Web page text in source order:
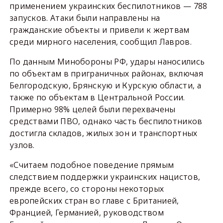
применением украинских беспилотников — 788
запусков. Атаки были направлены на
гражданские объекты и привели к жертвам
среди мирного населения, сообщил Лавров.
По данным Минобороны РФ, удары наносились
по объектам в приграничных районах, включая
Белгородскую, Брянскую и Курскую области, а
также по объектам в Центральной России.
Примерно 98% целей были перехвачены
средствами ПВО, однако часть беспилотников
достигла складов, жилых зон и транспортных
узлов.
«Считаем подобное поведение прямым
следствием поддержки украинских нацистов,
прежде всего, со стороны некоторых
европейских стран во главе с Британией,
Францией, Германией, руководством